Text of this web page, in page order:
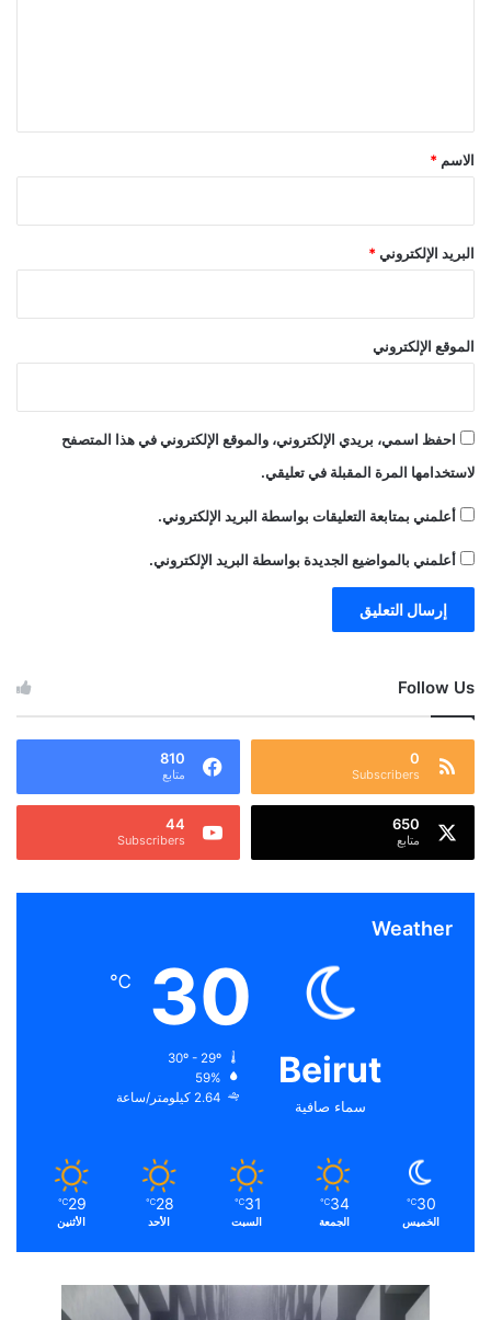
*
الاسم *
البريد الإلكتروني*
الموقع الإلكتروني
احفظ اسمي، بريدي الإلكتروني، والموقع الإلكتروني في هذا المتصفح
لاستخدامها المرة المقبلة في تعليقي.
أعلمني بمتابعة التعليقات بواسطة البريد الإلكتروني.
أعلمني بالمواضيع الجديدة بواسطة البريد الإلكتروني.
Follow Us
0
Subscribers
810
متابع
650
متابع
44
Subscribers
Weather
Beirut
سماء صافية
30
℃
59%
2.64 كيلومتر/ساعة
30
℃
الخميس
34
℃
الجمعة
31
℃
السبت
28
℃
الأحد
29
℃
الأثنين